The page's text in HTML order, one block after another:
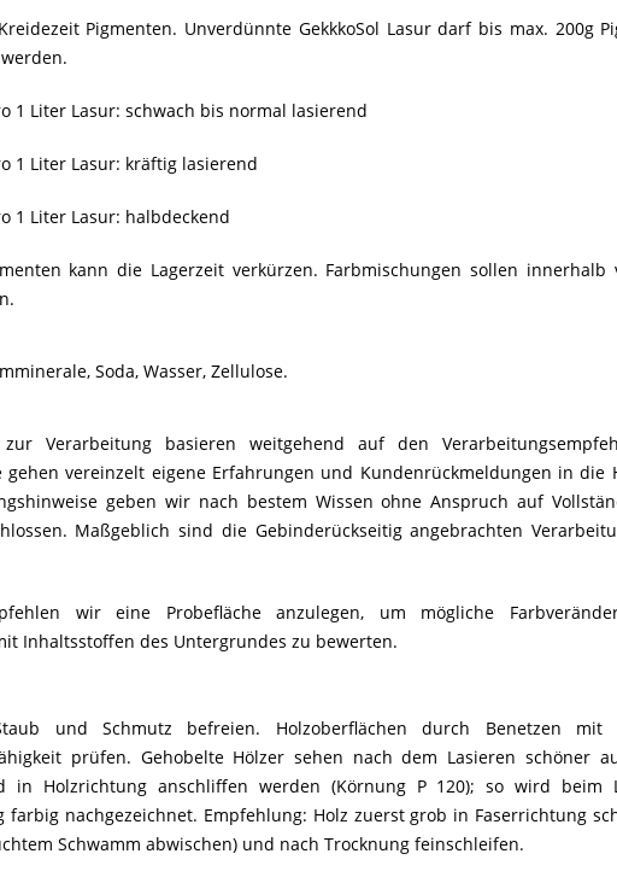
Pigmenten. Unverdünnte GekkkoSol Lasur darf bis max. 200g
1 Liter Lasur: schwach bis normal lasierend
1 Liter Lasur: kräftig lasierend
1 Liter Lasur: halbdeckend
kann die Lagerzeit verkürzen. Farbmischungen sollen innerhalb
Soda, Wasser, Zellulose.
Verarbeitung basieren weitgehend auf den
gehen vereinzelt eigene Erfahrungen und Kundenrückmeldungen in die
geben wir nach bestem Wissen ohne Anspruch auf
Maßgeblich sind die Gebinderückseitig angebrachten
wir eine Probefläche anzulegen, um mögliche
Inhaltsstoffen des Untergrundes zu bewerten.
und Schmutz befreien. Holzoberflächen durch Benetzen mit
prüfen. Gehobelte Hölzer sehen nach dem Lasieren schöner
in Holzrichtung anschliffen werden (Körnung P 120); so wird beim
farbig nachgezeichnet. Empfehlung: Holz zuerst grob in Faserrichtung
Schwamm abwischen) und nach Trocknung feinschleifen.